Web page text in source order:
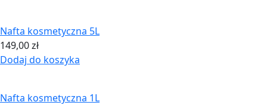
Nafta kosmetyczna 5L
149,00zł
Dodaj do koszyka
Nafta kosmetyczna 1L